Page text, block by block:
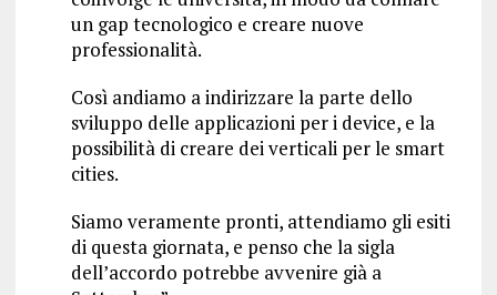
un gap tecnologico e creare nuove
professionalità.
Così andiamo a indirizzare la parte dello
sviluppo delle applicazioni per i device, e la
possibilità di creare dei verticali per le smart
cities.
Siamo veramente pronti, attendiamo gli esiti
di questa giornata, e penso che la sigla
dell’accordo potrebbe avvenire già a